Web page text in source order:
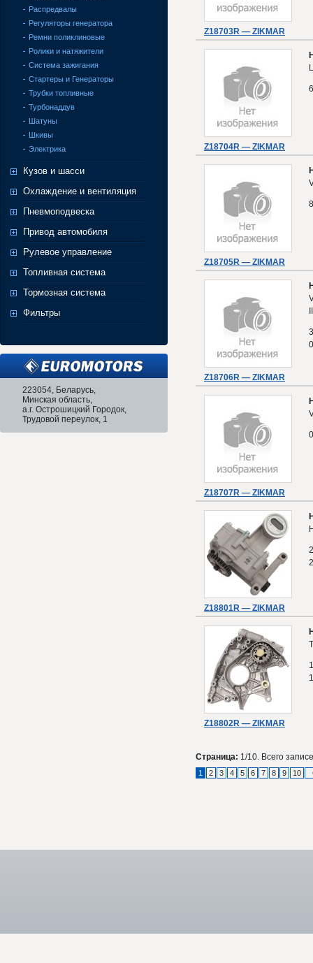
Распредвалы
Регуляторы генератора
Ремни поликлиновые
Ролики и натяжители
Система зажигания
Стартеры и Генераторы
Трубки топливные
Турбонаддув
Шатуны
Шкивы
Электрика
Кузов и шасси
Охлаждение и вентиляция
Пневмоподвеска
Привод автомобиля
Рулевое управление
Топливная система
Тормозная система
Фильтры
223054, Беларусь,
Минская область,
а.г. Острошицкий Городок,
Трудовой переулок, 1
Z18703R — ZIKMAR
Z18704R — ZIKMAR
Z18705R — ZIKMAR
Z18706R — ZIKMAR
Z18707R — ZIKMAR
Z18801R — ZIKMAR
Z18802R — ZIKMAR
Страница: 1/10. Всего
1 2 3 4 5 6 7 8 9 10